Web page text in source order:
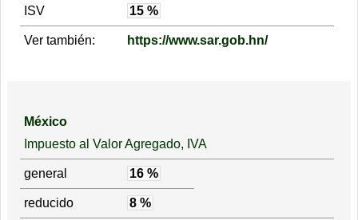
ISV 15 %
Ver también: https://www.sar.gob.hn/
México
Impuesto al Valor Agregado, IVA
general 16 %
reducido 8 %